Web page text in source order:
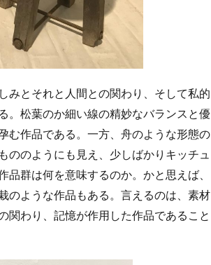
とそれと人間との関わり、そして私的
。松葉のか細い線の精妙なバランスと優
む作品である。一方、舟のような形態の
ののようにも見え、少しばかりキッチュ
群は何を意味するのか。かと思えば、
のような作品もある。言えるのは、素材
関わり、記憶が作用した作品であること